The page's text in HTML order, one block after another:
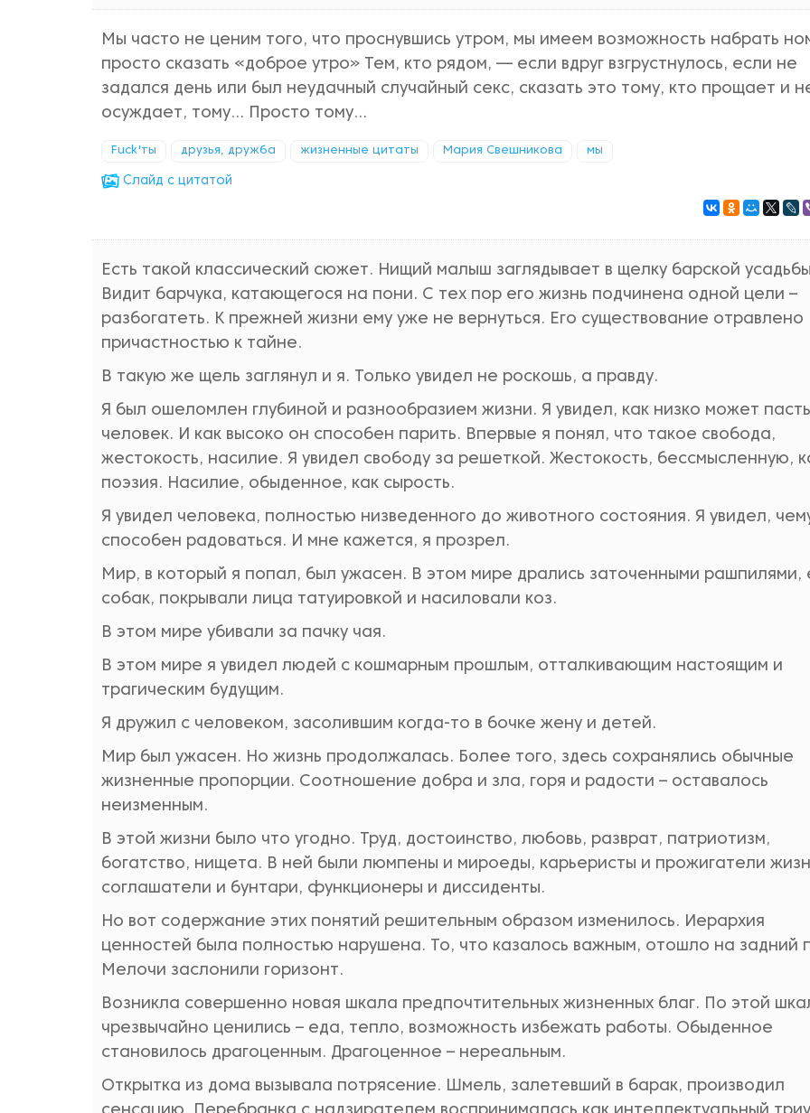
Мы часто не ценим того, что проснувшись утром, мы имеем возможность набрать
просто сказать «доброе утро» Тем, кто рядом, — если вдруг взгрустнулось, если не
задался день или был неудачный случайный секс, сказать это тому, кто прощает и
осуждает, тому… Просто тому…
Fuck'ты друзья, дружба жизненные цитаты Мария Свешникова мы
Cлайд с цитатой
Есть такой классический сюжет. Нищий малыш заглядывает в щелку барской
Видит барчука, катающегося на пони. С тех пор его жизнь подчинена одной цели –
разбогатеть. К прежней жизни ему уже не вернуться. Его существование отравлено
причастностью к тайне.
В такую же щель заглянул и я. Только увидел не роскошь, а правду.
Я был ошеломлен глубиной и разнообразием жизни. Я увидел, как низко может пасть
человек. И как высоко он способен парить. Впервые я понял, что такое свобода,
жестокость, насилие. Я увидел свободу за решеткой. Жестокость, бессмысленную,
поэзия. Насилие, обыденное, как сырость.
Я увидел человека, полностью низведенного до животного состояния. Я увидел,
способен радоваться. И мне кажется, я прозрел.
Мир, в который я попал, был ужасен. В этом мире дрались заточенными рашпилями,
собак, покрывали лица татуировкой и насиловали коз.
В этом мире убивали за пачку чая.
В этом мире я увидел людей с кошмарным прошлым, отталкивающим настоящим и
трагическим будущим.
Я дружил с человеком, засолившим когда-то в бочке жену и детей.
Мир был ужасен. Но жизнь продолжалась. Более того, здесь сохранялись обычные
жизненные пропорции. Соотношение добра и зла, горя и радости – оставалось
неизменным.
В этой жизни было что угодно. Труд, достоинство, любовь, разврат, патриотизм,
богатство, нищета. В ней были люмпены и мироеды, карьеристы и прожигатели
соглашатели и бунтари, функционеры и диссиденты.
Но вот содержание этих понятий решительным образом изменилось. Иерархия
ценностей была полностью нарушена. То, что казалось важным, отошло на задний
Мелочи заслонили горизонт.
Возникла совершенно новая шкала предпочтительных жизненных благ. По этой
чрезвычайно ценились – еда, тепло, возможность избежать работы. Обыденное
становилось драгоценным. Драгоценное – нереальным.
Открытка из дома вызывала потрясение. Шмель, залетевший в барак, производил